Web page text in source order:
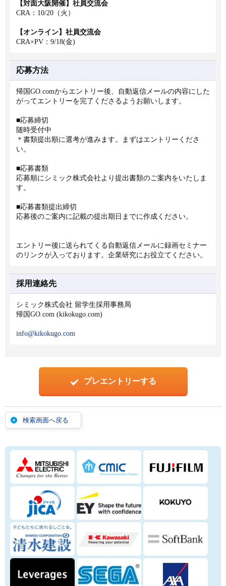
【対面大阪開催】社員交流会
CRA：10/20（火）
【オンライン】社員交流会
CRA×PV：9/18(金)
応募方法
帰国GO.comからエントリー後、自動返信メールの内容にした
がってエントリーを完了くださるようお願いします。
■応募締切
随時受付中
＊書類提出順に選考が進みます。まずはエントリーくださ
い。
■応募書類
応募順にシミック株式会社より提出書類のご案内をいたしま
す。
■応募書類提出締切
応募後のご案内に記載の提出期日までに作成ください。
エントリー後に送られてくる自動返信メールに録画セミナー
のリンクが入っております。企業研究にお役立てください。
採用連絡先
シミック株式会社 留学生採用事務局
帰国GO.com (kikokugo.com)
info@kikokugo.com
プレエントリーする
検索画面へ戻る